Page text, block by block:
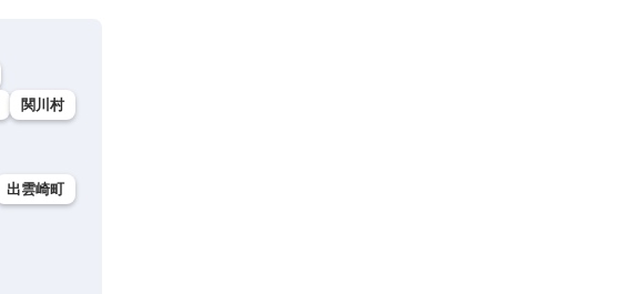
関川村
出雲崎町